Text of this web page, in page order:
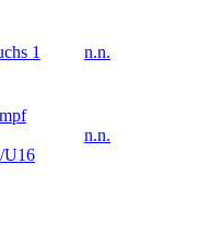
1 n.n.
U16
n.n.